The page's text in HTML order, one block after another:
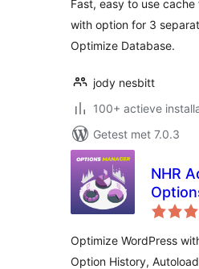
Fast, easy to use cache
with option for 3
Optimize Database.
jody nesbitt
100+ actieve
Getest met 7.0.3
NHR
Optimize WordPress
Option History,